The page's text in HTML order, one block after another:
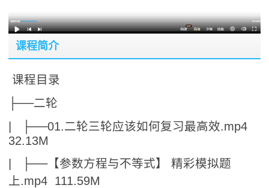
课程简介
课程目录
├──二轮
| ├──01.二轮三轮应该如何复习最高效.mp4
32.13M
| ├──【参数方程与不等式】 精彩模拟题
上.mp4 111.59M